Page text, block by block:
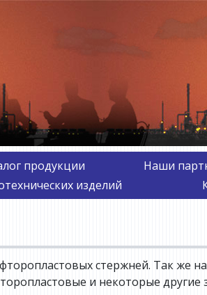
продукции Наши
изделий
стержней. Так же
и некоторые другие